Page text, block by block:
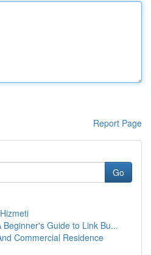
Report Page
Go
Beginner's Guide to Link Bu...
Commercial Residence